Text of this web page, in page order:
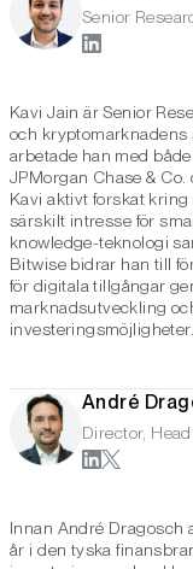
Senior
Kavi Jain är Senior
och kryptomarknadens
arbetade han med
JPMorgan Chase &
Kavi aktivt forskat
särskilt intresse för
knowledge-teknologi
Bitwise bidrar han till
för digitala tillgångar
marknadsutveckling
investeringsmöjligheter.
André
Director,
Innan André Dragosch
år i den tyska